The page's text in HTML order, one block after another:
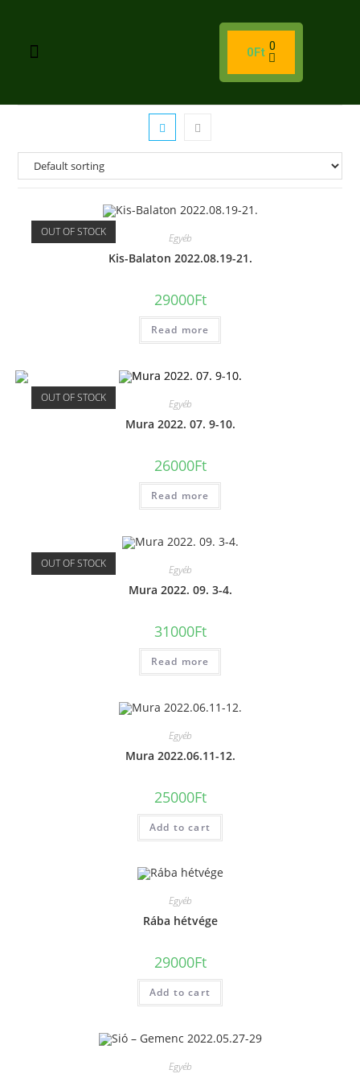
0Ft 0
OUT OF STOCK Egyéb
Kis-Balaton 2022.08.19-21.
29000Ft
Read more
OUT OF STOCK Egyéb
Mura 2022. 07. 9-10.
26000Ft
Read more
OUT OF STOCK Egyéb
Mura 2022. 09. 3-4.
31000Ft
Read more
Egyéb
Mura 2022.06.11-12.
25000Ft
Add to cart
Egyéb
Rába hétvége
29000Ft
Add to cart
Egyéb